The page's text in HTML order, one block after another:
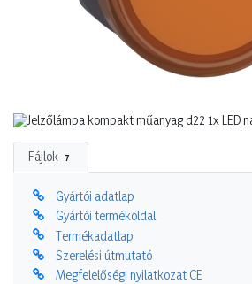
Fájlok 7
Gyártói adatlap
Gyártói termékoldal
Termékadatlap
Szerelési útmutató
Megfelelőségi nyilatkozat CE